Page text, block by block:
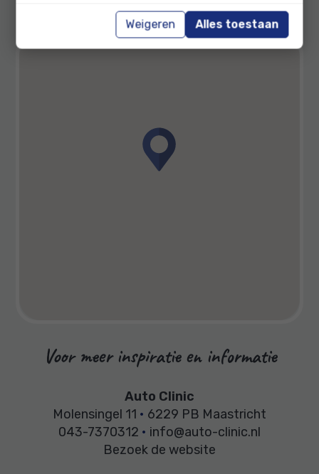
Voor meer inspiratie en informatie
Auto Clinic
Molensingel 11 • 6229 PB Maastricht
043-7370312 • info@auto-clinic.nl
Bezoek de website
Weigeren Alles toestaan